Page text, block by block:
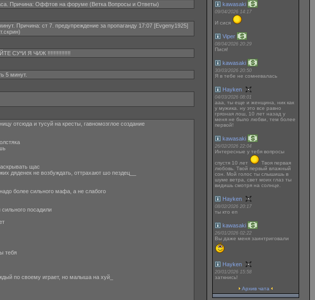
Причина: Оффтов на форуме (Ветка Вопросы и Ответы)
Причина: ст 7. предупреждение за пропаганду 17:07 [Evgeny1925]
СУ*И Я ЧИЖ !!!!!!!!!!!!!!!
5 минут.
отсюда и тусуй на кресты, гавномозглое создание
щас
дяденек не возбуждать, оттрахают шо пездец__
более сильного мафа, а не слабого
посадили
тебя
по своему играет, но малыша на хуй_
kawasaki
09/04/2026 14:17
И сися
Viper
08/04/2026 20:29
Пися!
kawasaki
30/03/2026 20:50
Я в тебе не сомневалась
Hayken
04/03/2026 08:01
ааа, ты еще и женщина, ник как
у мужика. ну это все равно
грязная лош, 10 лет назад у
меня не было любви, тем более
первой!
kawasaki
26/02/2026 22:04
Интересные у тебя вопросы
спустя 10 лет
Твоя первая
любовь. Твой первый влажный
сон. Мой голос ты слышишь в
шуме ветра, свет моих глаз ты
видишь смотря на солнце.
Hayken
08/02/2026 20:17
ты кто еп
kawasaki
26/01/2026 02:22
Вы даже меня заинтриговали
Hayken
20/01/2026 15:58
заткнись!
Архив чата